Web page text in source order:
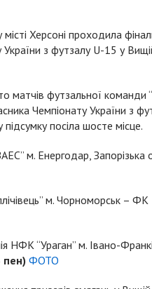
Херсоні проходила
України з футзалу U-15 у
матчів футзальної команди
Чемпіонату України з
підсумку посіла шосте місце.
м. Енергодар,
м. Чорноморськ – ФК
НФК “Ураган” м. Івано-
пен)ФОТО